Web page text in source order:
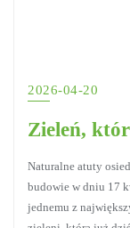
2026-04-20
Zieleń,
Naturalne atuty
budowie w dniu 17
jednemu z